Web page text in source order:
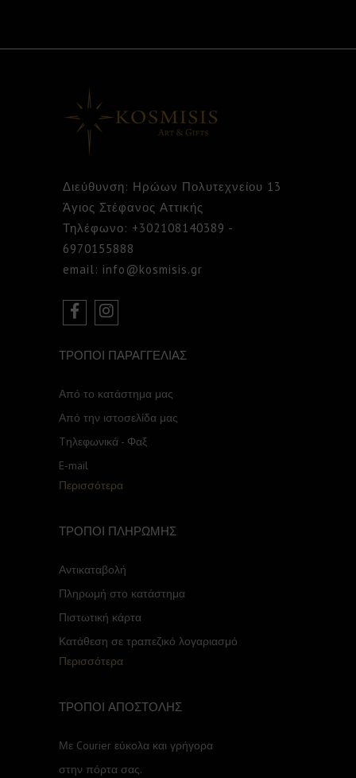
Διεύθυνση: Ηρώων Πολυτεχνείου 13
Άγιος Στέφανος Αττικής
Τηλέφωνο: +302108140389 -
6970155888
email: info@kosmisis.gr
ΤΡΟΠΟΙ ΠΑΡΑΓΓΕΛΙΑΣ
Από το κατάστημα μας
Από την ιστοσελίδα μας
Tηλεφωνικά - Φαξ
E-mail
Περισσότερα
ΤΡΟΠΟΙ ΠΛΗΡΩΜΗΣ
Αντικαταβολή
Πληρωμή στο κατάστημα
Πιστωτική κάρτα
Κατάθεση σε τραπεζικό λογαριασμό
Περισσότερα
ΤΡΟΠΟΙ ΑΠΟΣΤΟΛΗΣ
Με Courier εύκολα και γρήγορα
στην πόρτα σας.